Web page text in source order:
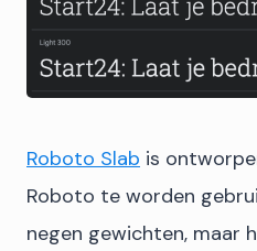
Roboto Slab is
Roboto te worden
negen gewichten, maar